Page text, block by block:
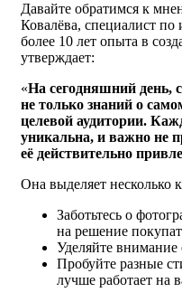
Давайте обратимся к
Ковалёва, специалист
более 10 лет опыта в
утверждает:
«На сегодняшний день,
не только знаний о
целевой аудитории.
уникальна, и важно не
её действительно
Она выделяет несколько
Заботьтесь о
на решение
Уделяйте
Пробуйте разные
лучше работает на